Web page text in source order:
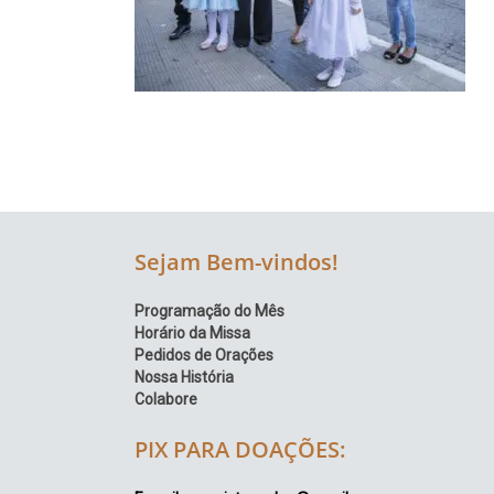
Região
Episcopal
Sé
Sejam Bem-vindos!
Programação do Mês
Horário da Missa
Pedidos de Orações
Nossa História
Colabore
PIX PARA DOAÇÕES: